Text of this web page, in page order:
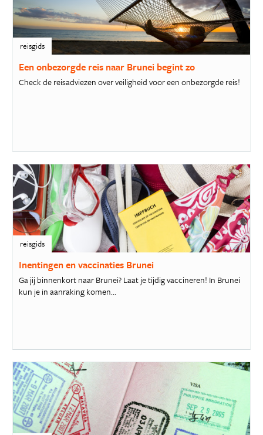
reisgids
Een onbezorgde reis naar Brunei begint zo
Check de reisadviezen over veiligheid voor een onbezorgde reis!
reisgids
Inentingen en vaccinaties Brunei
Ga jij binnenkort naar Brunei? Laat je tijdig vaccineren! In Brunei
kun je in aanraking komen...